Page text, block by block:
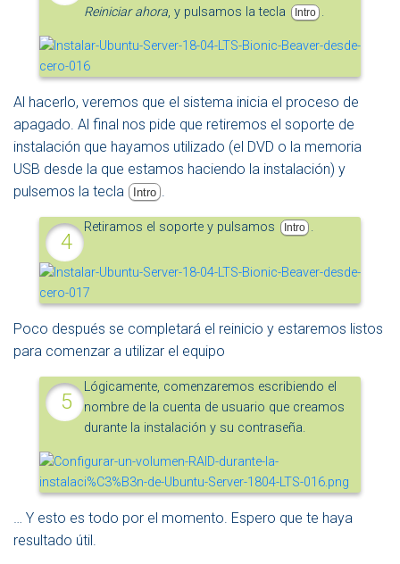
Reiniciar ahora, y pulsamos la tecla Intro .
Al hacerlo, veremos que el sistema inicia el proceso de
apagado. Al final nos pide que retiremos el soporte de
instalación que hayamos utilizado (el DVD o la memoria
USB desde la que estamos haciendo la instalación) y
pulsemos la tecla
Intro
Retiramos el soporte y pulsamos Intro .
Poco después se completará el reinicio y estaremos listos
para comenzar a utilizar el equipo
Lógicamente, comenzaremos escribiendo el
nombre de la cuenta de usuario que creamos
durante la instalación y su contraseña.
… Y esto es todo por el momento. Espero que te haya
resultado útil.